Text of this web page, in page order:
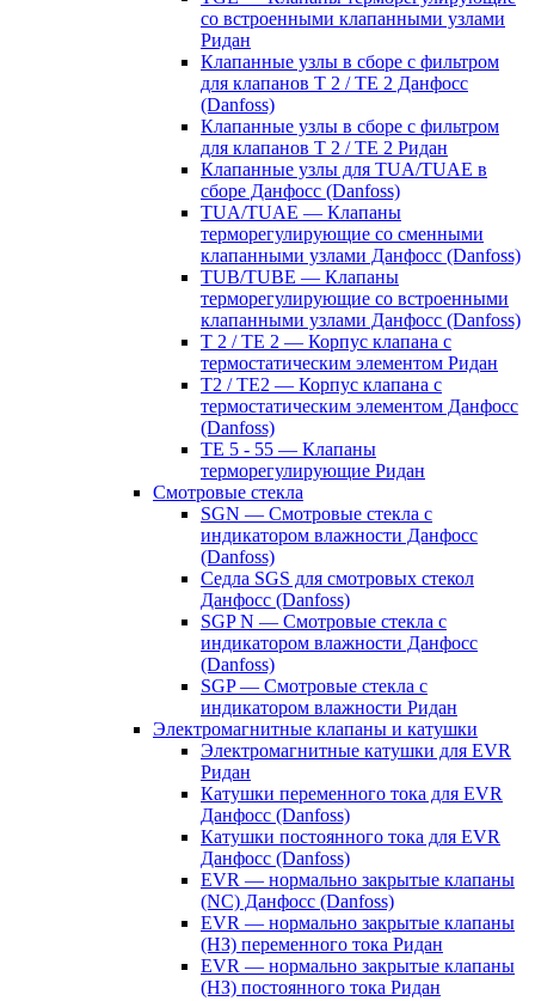
со встроенными клапанными узлами
Ридан
Клапанные узлы в сборе с фильтром
для клапанов T 2 / TE 2 Данфосс
(Danfoss)
Клапанные узлы в сборе с фильтром
для клапанов T 2 / TE 2 Ридан
Клапанные узлы для TUA/TUAE в
сборе Данфосс (Danfoss)
TUA/TUAE — Клапаны
терморегулирующие со сменными
клапанными узлами Данфосс (Danfoss)
TUB/TUBE — Клапаны
терморегулирующие со встроенными
клапанными узлами Данфосс (Danfoss)
T 2 / TE 2 — Корпус клапана с
термостатическим элементом Ридан
T2 / TE2 — Корпус клапана с
термостатическим элементом Данфосс
(Danfoss)
TE 5 - 55 — Клапаны
терморегулирующие Ридан
Смотровые стекла
SGN — Смотровые стекла с
индикатором влажности Данфосс
(Danfoss)
Седла SGS для смотровых стекол
Данфосс (Danfoss)
SGP N — Смотровые стекла с
индикатором влажности Данфосс
(Danfoss)
SGP — Смотровые стекла с
индикатором влажности Ридан
Электромагнитные клапаны и катушки
Электромагнитные катушки для EVR
Ридан
Катушки переменного тока для EVR
Данфосс (Danfoss)
Катушки постоянного тока для EVR
Данфосс (Danfoss)
EVR — нормально закрытые клапаны
(NC) Данфосс (Danfoss)
EVR — нормально закрытые клапаны
(НЗ) переменного тока Ридан
EVR — нормально закрытые клапаны
(НЗ) постоянного тока Ридан